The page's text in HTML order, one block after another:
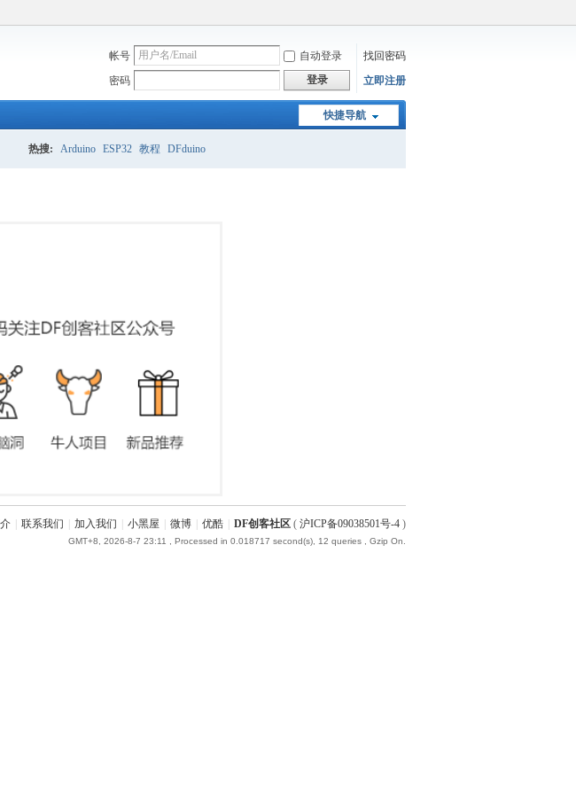
帐号 自动登录
找回密码
密码
登录 立即注册
快捷导航
热搜: Arduino ESP32 教程 DFduino
联系我们 加入我们 小黑屋 微博 优酷 DF创客社区 ( 沪ICP备09038501号-4 )
GMT+8, 2026-8-7 23:11 , Processed in 0.018717 second(s), 12 queries , Gzip On.